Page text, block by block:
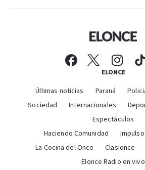
ELONCE
Últimas noticias Paraná
Sociedad
Internacionales
Espectáculos
Haciendo Comunidad
La Cocina del Once
Clasionce
Elonce Radio en vivo